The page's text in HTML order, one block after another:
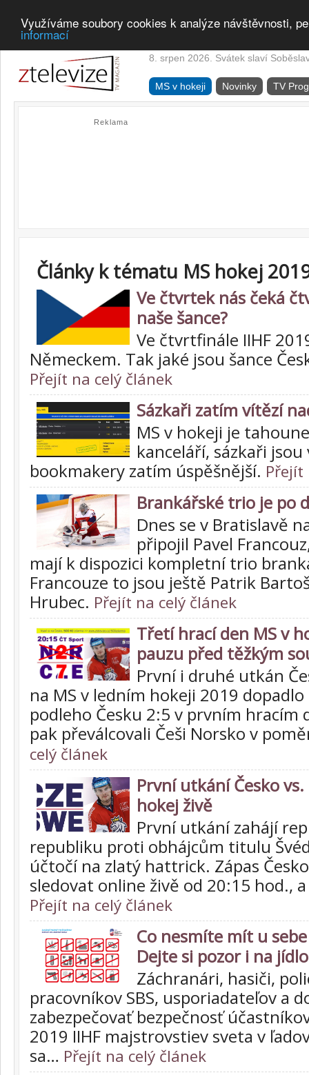
Využíváme soubory cookies k analýze návštěvnosti,
informací
8. srpen 2026. Svátek slaví
MS v hokeji Novinky TV
Reklama
Články k tématu MS hokej
Ve čtvrtek nás čeká
naše šance?
Ve čtvrtfinále IIHF
Německem. Tak jaké jsou šance
Přejít na celý článek
Sázkaři zatím vítězí
MS v hokeji je
kanceláří, sázkaři
bookmakery zatím úspěšnější. Přejít
Brankářské trio je po
Dnes se v Bratislavě
připojil Pavel
mají k dispozici kompletní trio
Francouze to jsou ještě Patrik
Hrubec. Přejít na celý článek
Třetí hrací den MS v
pauzu před těžkým
První i druhé utkán
na MS v ledním hokeji 2019 dopadlo
podleho Česku 2:5 v prvním hracím
pak převálcovali Češi Norsko v
celý článek
První utkání Česko
hokej živě
První utkání zahájí
republiku proti obhájcům titulu
účtočí na zlatý hattrick. Zápas
sledovat online živě od 20:15 hod.,
Přejít na celý článek
Co nesmíte mít u
Dejte si pozor i na
Záchranári, hasiči,
pracovníkov SBS, usporiadateľov a
zabezpečovať bezpečnosť
2019 IIHF majstrovstiev sveta v
sa… Přejít na celý článek